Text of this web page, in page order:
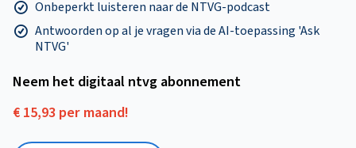
Onbeperkt luisteren naar de NTVG-podcast
Antwoorden op al je vragen via de AI-toepassing 'Ask
NTVG'
Neem het digitaal ntvg abonnement
€ 15,93 per maand!